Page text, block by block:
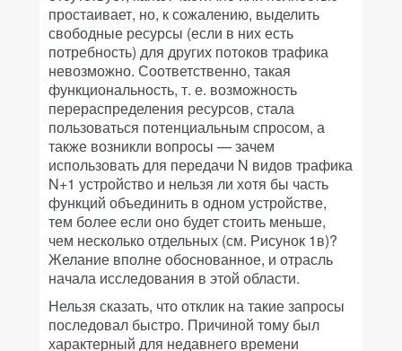
простаивает, но, к сожалению, выделить
свободные ресурсы (если в них есть
потребность) для других потоков трафика
невозможно. Соответственно, такая
функциональность, т. е. возможность
перераспределения ресурсов, стала
пользоваться потенциальным спросом, а
также возникли вопросы — зачем
использовать для передачи N видов трафика
N+1 устройство и нельзя ли хотя бы часть
функций объединить в одном устройстве,
тем более если оно будет стоить меньше,
чем несколько отдельных (см. Рисунок 1в)?
Желание вполне обоснованное, и отрасль
начала исследования в этой области.
Нельзя сказать, что отклик на такие запросы
последовал быстро. Причиной тому был
характерный для недавнего времени